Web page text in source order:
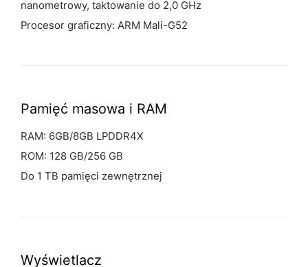
nanometrowy, taktowanie do 2,0 GHz
Procesor graficzny: ARM Mali-G52
Pamięć masowa i RAM
RAM: 6GB/8GB LPDDR4X
ROM: 128 GB/256 GB
Do 1 TB pamięci zewnętrznej
Wyświetlacz